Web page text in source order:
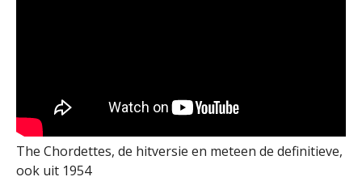
The Chordettes, de hitversie en meteen de definitieve,
ook uit 1954